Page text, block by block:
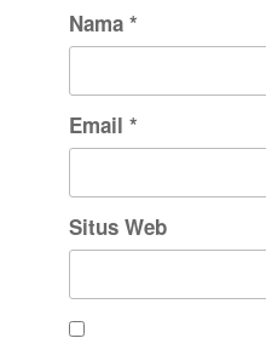
Nama *
Email *
Situs Web